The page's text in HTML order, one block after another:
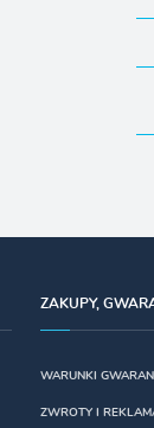
ZAKUPY,
WARUNKI
ZWROTY I